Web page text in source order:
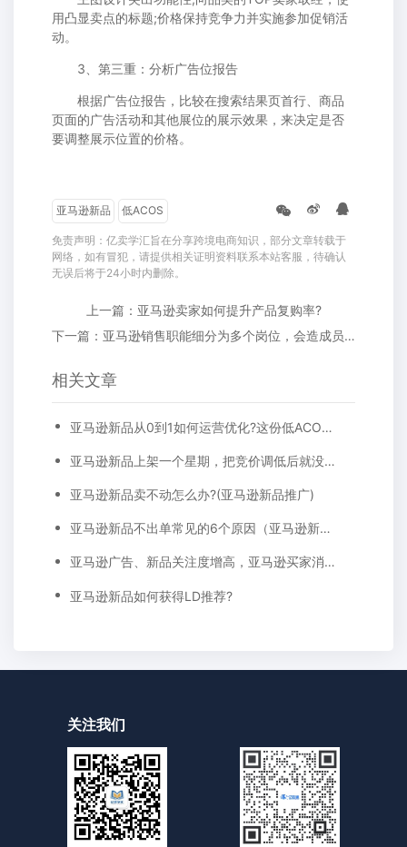
用凸显卖点的标题;价格保持竞争力并实施参加促销活
动。
3、第三重：分析广告位报告
根据广告位报告，比较在搜索结果页首行、商品
页面的广告活动和其他展位的展示效果，来决定是否
要调整展示位置的价格。
亚马逊新品 低ACOS
免责声明：亿卖学汇旨在分享跨境电商知识，部分文章转载于
网络，如有冒犯，请提供相关证明资料联系本站客服，待确认
无误后将于24小时内删除。
上一篇：亚马逊卖家如何提升产品复购率?
下一篇：亚马逊销售职能细分为多个岗位，会造成员工矛盾吗?
相关文章
亚马逊新品从0到1如何运营优化?这份低ACOS管理攻略请收好!
亚马逊新品上架一个星期，把竞价调低后就没单，怎么办?与时间为朋友!
亚马逊新品卖不动怎么办?(亚马逊新品推广)
亚马逊新品不出单常见的6个原因（亚马逊新品如何出单）
亚马逊广告、新品关注度增高，亚马逊买家消费习惯变了?
亚马逊新品如何获得LD推荐?
关注我们